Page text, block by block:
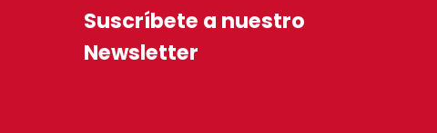
Suscríbete a nuestro
Newsletter